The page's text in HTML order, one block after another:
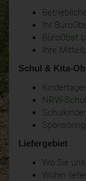
Ihr
BüroObst
Ihre
Schul & Kita-
NRW-
Sponsoring
Liefergebiet
Wo Sie
Wohin